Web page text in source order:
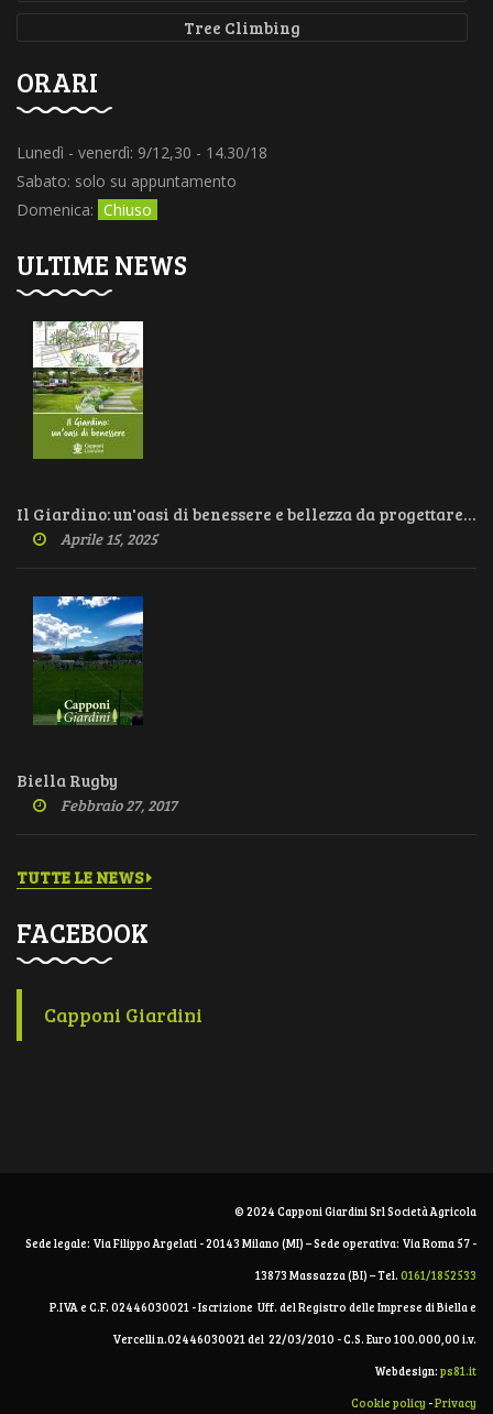
Tree Climbing
ORARI
Lunedì - venerdì: 9/12,30 - 14.30/18
Sabato: solo su appuntamento
Domenica: Chiuso
ULTIME NEWS
Il Giardino: un'oasi di benessere e bellezza da progettare con cura
Aprile 15, 2025
Biella Rugby
Febbraio 27, 2017
TUTTE LE NEWS
FACEBOOK
Capponi Giardini
© 2024 Capponi Giardini Srl Società Agricola
Sede legale: Via Filippo Argelati - 20143 Milano (MI) – Sede operativa: Via Roma 57 -
13873 Massazza (BI) – Tel. 0161/1852533
P.IVA e C.F. 02446030021 - Iscrizione Uff. del Registro delle Imprese di Biella e
Vercelli n.02446030021 del 22/03/2010 - C.S. Euro 100.000,00 i.v.
Webdesign: ps81.it
Cookie policy -Privacy